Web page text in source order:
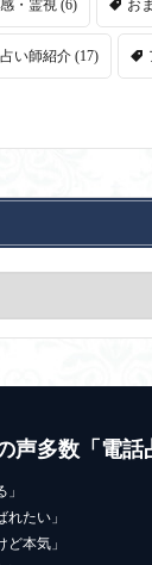
・霊視 (6) お
占い師紹介 (17)
声多数「電話
たい」
本気」